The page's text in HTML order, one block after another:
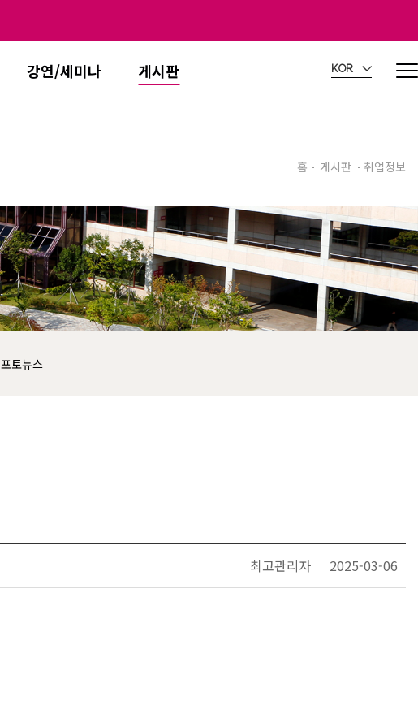
강연/세미나 게시판 KOR
홈 게시판 취업정보
포토뉴스
최고관리자 2025-03-06